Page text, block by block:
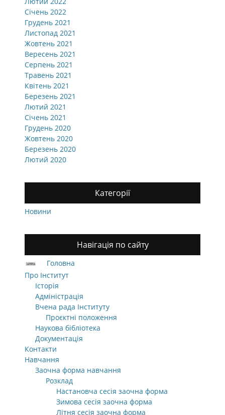
Січень 2022
Грудень 2021
Листопад 2021
Жовтень 2021
Вересень 2021
Серпень 2021
Травень 2021
Квітень 2021
Березень 2021
Лютий 2021
Січень 2021
Грудень 2020
Жовтень 2020
Березень 2020
Лютий 2020
Категорії
Новини
Навігація по сайту
Головна
Про Інститут
Історія
Адміністрація
Вчена рада Інституту
Проєктні положення
Наукова бібліотека
Документація
Контакти
Навчання
Заочна форма навчання
Розклад
Настановча сесія заочна форма
Зимова сесія заочна форма
Літня сесія заочна форма